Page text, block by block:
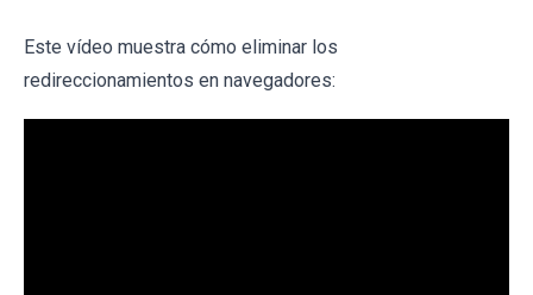
Este vídeo muestra cómo eliminar los
redireccionamientos en navegadores: